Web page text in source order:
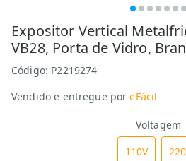
Expositor Vertical
VB28, Porta de Vidro,
Código: P2219274
Vendido e entregue por eFácil
Voltagem
110V